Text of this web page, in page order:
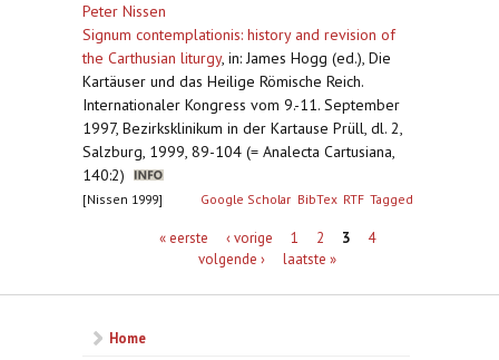
Peter Nissen
Signum contemplationis: history and revision of
the Carthusian liturgy, in: James Hogg (ed.), Die
Kartäuser und das Heilige Römische Reich.
Internationaler Kongress vom 9.-11. September
1997, Bezirksklinikum in der Kartause Prüll, dl. 2,
Salzburg, 1999, 89-104 (= Analecta Cartusiana,
140:2)
[Nissen 1999] Google Scholar BibTex RTF Tagged
« eerste ‹ vorige 1 2 3
4
volgende ›
laatste »
Home